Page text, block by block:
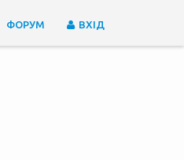
ФОРУМ ВХІД